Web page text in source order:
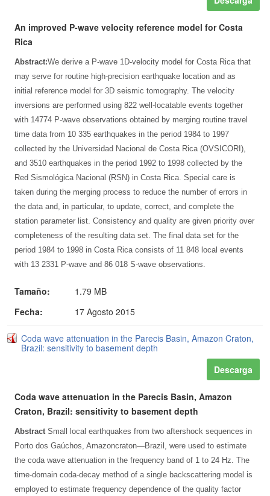
An improved P-wave velocity reference model for Costa
Rica
Abstract:We derive a P-wave 1D-velocity model for Costa Rica that
may serve for routine high-precision earthquake location and as
initial reference model for 3D seismic tomography. The velocity
inversions are performed using 822 well-locatable events together
with 14774 P-wave observations obtained by merging routine travel
time data from 10 335 earthquakes in the period 1984 to 1997
collected by the Universidad Nacional de Costa Rica (OVSICORI),
and 3510 earthquakes in the period 1992 to 1998 collected by the
Red Sismológica Nacional (RSN) in Costa Rica. Special care is
taken during the merging process to reduce the number of errors in
the data and, in particular, to update, correct, and complete the
station parameter list. Consistency and quality are given priority over
completeness of the resulting data set. The final data set for the
period 1984 to 1998 in Costa Rica consists of 11 848 local events
with 13 2331 P-wave and 86 018 S-wave observations.
Tamaño:
1.79 MB
Fecha:
17 Agosto 2015
Coda wave attenuation in the Parecis Basin, Amazon Craton,
Brazil: sensitivity to basement depth
Descarga
Coda wave attenuation in the Parecis Basin, Amazon
Craton, Brazil: sensitivity to basement depth
Abstract Small local earthquakes from two aftershock sequences in
Porto dos Gaúchos, Amazoncraton—Brazil, were used to estimate
the coda wave attenuation in the frequency band of 1 to 24 Hz. The
time-domain coda-decay method of a single backscattering model is
employed to estimate frequency dependence of the quality factor